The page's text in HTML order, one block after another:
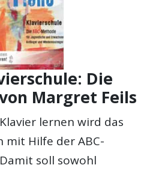
Die
Margret Feils
lernen wird das
mit Hilfe der ABC-
soll sowohl